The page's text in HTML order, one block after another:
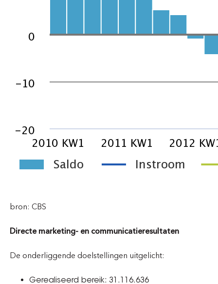
bron: CBS
Directe marketing- en communicatieresultaten
De onderliggende doelstellingen uitgelicht:
Gerealiseerd bereik: 31.116.636